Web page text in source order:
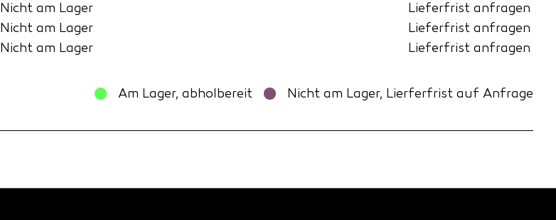
Nicht am Lager
Lieferfrist anfragen
Nicht am Lager
Lieferfrist anfragen
Nicht am Lager Lieferfrist anfragen
Am Lager, abholbereit Nicht am Lager, Lierferfrist auf Anfrage